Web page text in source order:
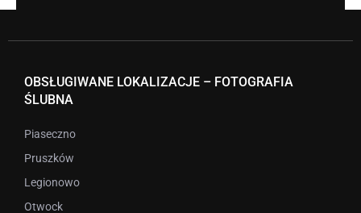
OBSŁUGIWANE LOKALIZACJE – FOTOGRAFIA
ŚLUBNA
Piaseczno
Pruszków
Legionowo
Otwock